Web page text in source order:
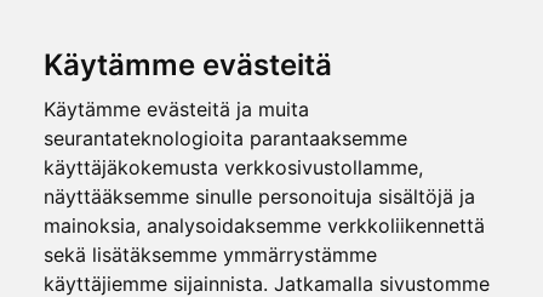
Käytämme evästeitä
Käytämme evästeitä ja muita
seurantateknologioita parantaaksemme
käyttäjäkokemusta verkkosivustollamme,
näyttääksemme sinulle personoituja sisältöjä ja
mainoksia, analysoidaksemme verkkoliikennettä
sekä lisätäksemme ymmärrystämme
käyttäjiemme sijainnista. Jatkamalla sivustomme